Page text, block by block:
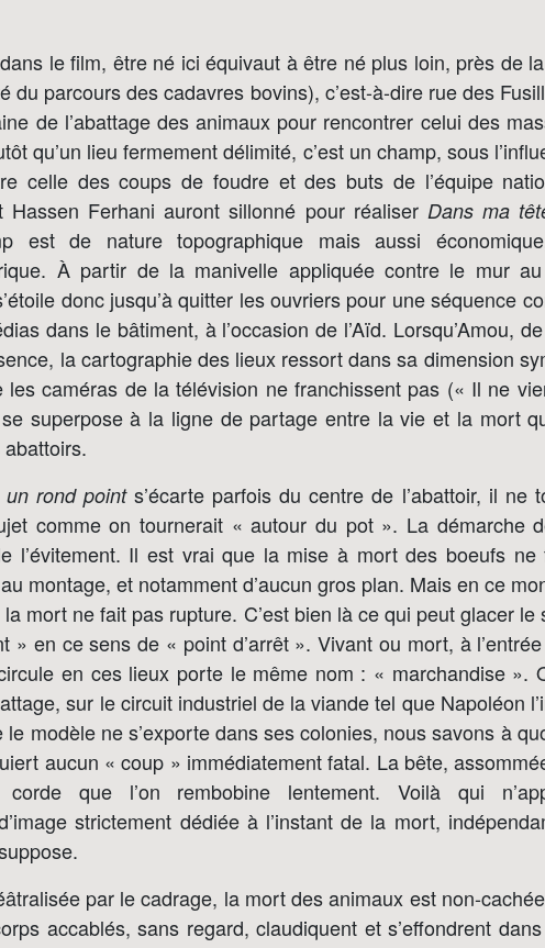
le film, être né ici équivaut à être né plus loin, près de
du parcours des cadavres bovins), c’est-à-dire rue des
de l’abattage des animaux pour rencontrer celui des
qu’un lieu fermement délimité, c’est un champ, sous
celle des coups de foudre et des buts de l’équipe
Hassen Ferhani auront sillonné pour réaliser Dans ma
est de nature topographique mais aussi
À partir de la manivelle appliquée contre le mur
donc jusqu’à quitter les ouvriers pour une séquence
dans le bâtiment, à l’occasion de l’Aïd. Lorsqu’Amou,
la cartographie des lieux ressort dans sa dimension
les caméras de la télévision ne franchissent pas (« Il ne
superpose à la ligne de partage entre la vie et la mort
abattoirs.
rond points’écarte parfois du centre de l’abattoir, il ne
comme on tournerait « autour du pot ». La démarche
l’évitement. Il est vrai que la mise à mort des boeufs ne
montage, et notamment d’aucun gros plan. Mais en ce
mort ne fait pas rupture. C’est bien là ce qui peut glacer le
» en ce sens de « point d’arrêt ». Vivant ou mort, à
en ces lieux porte le même nom : « marchandise ».
sur le circuit industriel de la viande tel que Napoléon
le modèle ne s’exporte dans ses colonies, nous savons à
aucun « coup » immédiatement fatal. La bête,
que l’on rembobine lentement. Voilà qui
strictement dédiée à l’instant de la mort,
par le cadrage, la mort des animaux est non-
accablés, sans regard, claudiquent et s’effondrent